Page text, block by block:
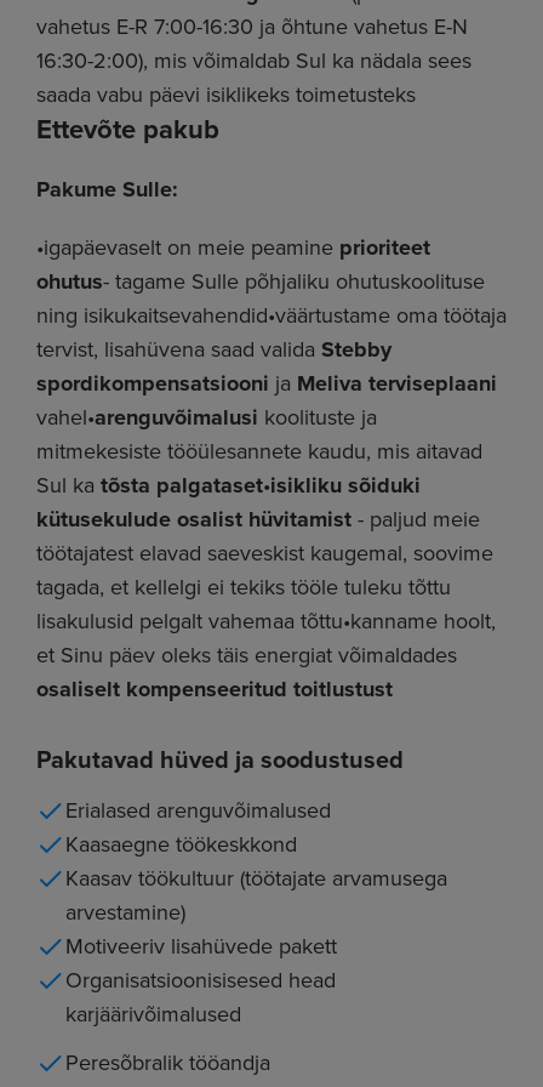
vahetus E-R 7:00-16:30 ja õhtune vahetus E-N
16:30-2:00), mis võimaldab Sul ka nädala sees
saada vabu päevi isiklikeks toimetusteks
Ettevõte pakub
Pakume Sulle:
•igapäevaselt on meie peamine prioriteet
ohutus- tagame Sulle põhjaliku ohutuskoolituse
ning isikukaitsevahendid•väärtustame oma töötaja
tervist, lisahüvena saad valida Stebby
spordikompensatsiooni ja Meliva terviseplaani
vahel•arenguvõimalusi koolituste ja
mitmekesiste tööülesannete kaudu, mis aitavad
Sul ka tõsta palgataset•isikliku sõiduki
kütusekulude osalist hüvitamist - paljud meie
töötajatest elavad saeveskist kaugemal, soovime
tagada, et kellelgi ei tekiks tööle tuleku tõttu
lisakulusid pelgalt vahemaa tõttu•kanname hoolt,
et Sinu päev oleks täis energiat võimaldades
osaliselt kompenseeritud toitlustust
Pakutavad hüved ja soodustused
Erialased arenguvõimalused
Kaasaegne töökeskkond
Kaasav töökultuur (töötajate arvamusega
arvestamine)
Motiveeriv lisahüvede pakett
Organisatsioonisisesed head
karjäärivõimalused
Peresõbralik tööandja